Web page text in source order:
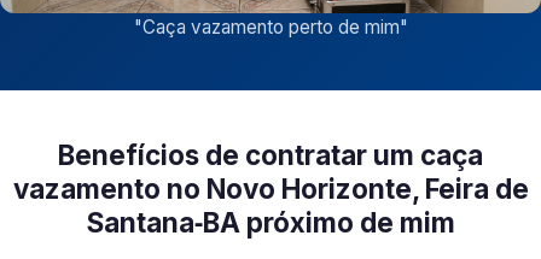
"Caça vazamento perto de mim"
Benefícios de contratar um caça
vazamento no Novo Horizonte, Feira de
Santana‑BA próximo de mim